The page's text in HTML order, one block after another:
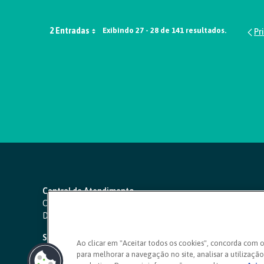
2 Entradas Exibindo 27 - 28 de 141 resultados.
Central de Atendimento
Capitais e regiões metropolitanas:
Demais localidades:
SAC 24 horas
Ouvidoria
Ao clicar em "Aceitar todos os cookies", concorda com
para melhorar a navegação no site, analisar a